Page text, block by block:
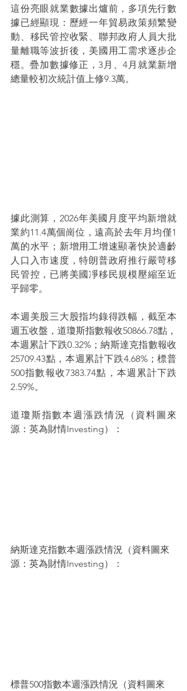
這份亮眼就業數據出爐前，多項先行數
據已經顯現：歷經一年貿易政策頻繁變
動、移民管控收緊、聯邦政府人員大批
量離職等波折後，美國用工需求逐步企
穩。疊加數據修正，3月、4月就業新增
總量較初次統計值上修9.3萬。
據此測算，2026年美國月度平均新增就
業約11.4萬個崗位，遠高於去年月均僅1
萬的水平；新增用工增速顯著快於適齡
人口入市速度，特朗普政府推行嚴苛移
民管控，已將美國凈移民規模壓縮至近
乎歸零。
本週美股三大股指均錄得跌幅，截至本
週五收盤，道瓊斯指數報收50866.78點，
本週累計下跌0.32%；納斯達克指數報收
25709.43點，本週累計下跌4.68%；標普
500指數報收7383.74點，本週累計下跌
2.59%。
道瓊斯指數本週漲跌情況（資料圖來
源：英為財情Investing）：
納斯達克指數本週漲跌情況（資料圖來
源：英為財情Investing）：
標普500指數本週漲跌情況（資料圖來